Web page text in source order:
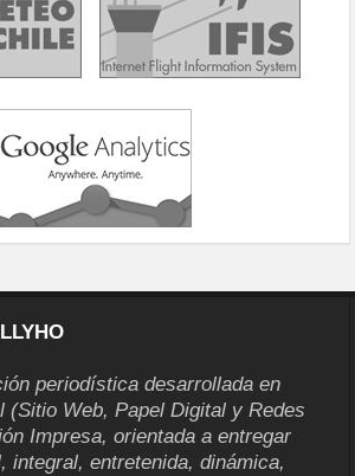
periodística desarrollada en
(Sitio Web, Papel Digital y Redes
Impresa, orientada a entregar
integral, entretenida, dinámica,